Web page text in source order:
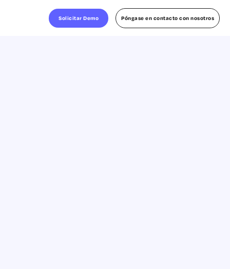
Solicitar Demo Póngase en contacto con nosotros